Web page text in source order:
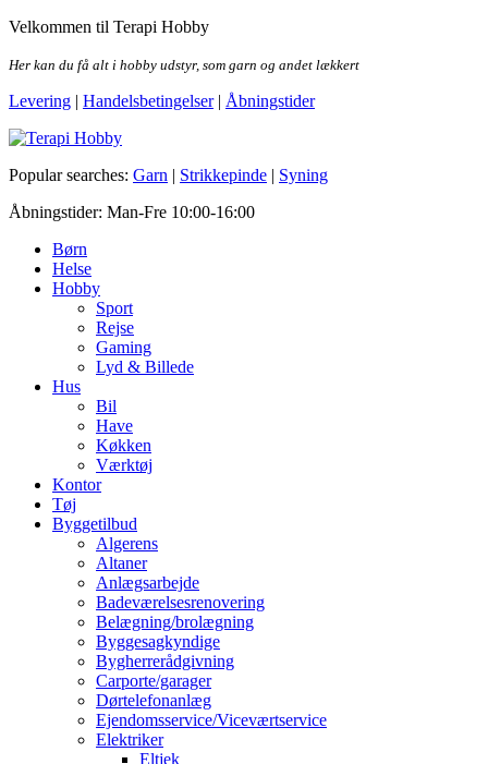
Skip
the
Velkommen til Terapi Hobby
Her kan du få alt i hobby udstyr, som garn og andet lækkert
Levering | Handelsbetingelser| Åbningstider
Terapi Hobby
Popular searches: Garn | Strikkepinde | Syning
Åbningstider: Man-Fre 10:00-16:00
Børn
Helse
Hobby
Sport
Rejse
Gaming
Lyd & Billede
Hus
Bil
Have
Køkken
Værktøj
Kontor
Tøj
Byggetilbud
Algerens
Altaner
Anlægsarbejde
Badeværelsesrenovering
Belægning/brolægning
Byggesagkyndige
Bygherrerådgivning
Carporte/garager
Dørtelefonanlæg
Ejendomsservice/Viceværtservice
Elektriker
Eltjek